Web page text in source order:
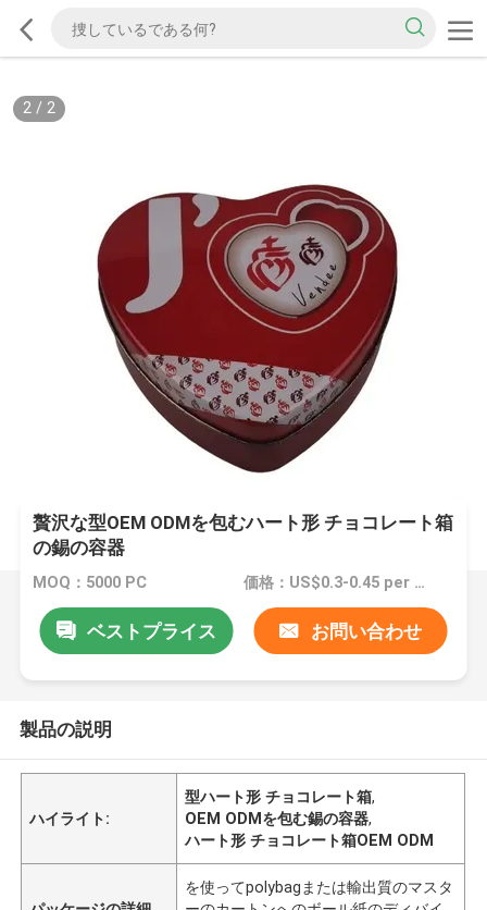
2/ 2
贅沢な型OEM ODMを包むハート形 チョコレート箱
の錫の容器
MOQ：5000 PC 価格：US$0.3-0.45 per piece
ベストプライス お問い合わせ
製品の説明
ハイライト:
型ハート形 チョコレート箱,
OEM ODMを包む錫の容器,
ハート形 チョコレート箱OEM ODM
を使ってpolybagまたは輸出質のマスタ